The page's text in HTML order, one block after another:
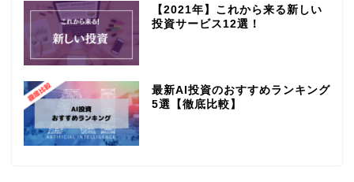
【2021年】これから来る新しい
投資サービス12選！
最新AI投資のおすすめランキング
5選【徹底比較】